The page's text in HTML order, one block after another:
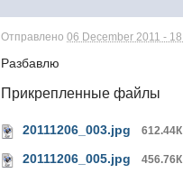
Отправлено06 December 2011 -
Разбавлю
Прикрепленные файлы
20111206_003.jpg 612.44К
20111206_005.jpg 456.76К